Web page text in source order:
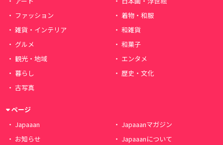
ファッション
着物・和服
雑貨・インテリア
和雑貨
グルメ
和菓子
観光・地域
エンタメ
暮らし
歴史・文化
古写真
ページ
Japaaan
Japaaanマガジン
お知らせ
Japaaanについて